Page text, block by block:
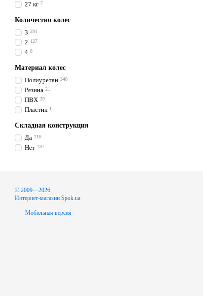
27 кг 7
Количество колес
3 291
2 127
4 8
Материал колес
Полиуретан 340
Резина 21
ПВХ 29
Пластик 1
Складная конструкция
Да 216
Нет 187
© 2009—2026
Интернет-магазин Spok.ua
Мобильная версия